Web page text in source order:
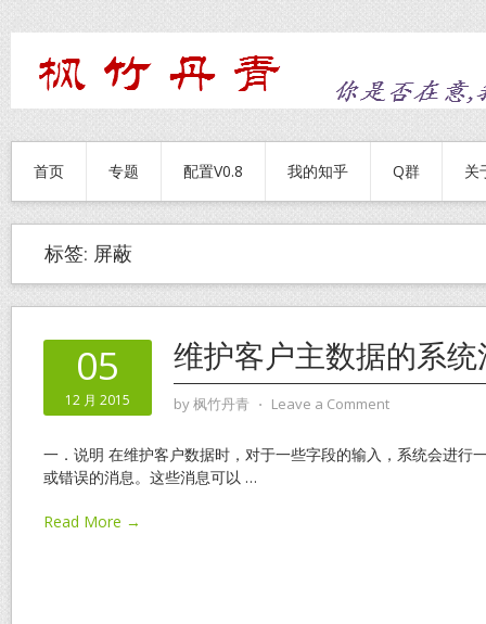
首页 专题 配置V0.8 我的知乎 Q群 关
标签: 屏蔽
05
12 月 2015
维护客户主数据的系统
by枫竹丹青 ⋅ Leave a Comment
一．说明 在维护客户数据时，对于一些字段的输入，系统会进行
或错误的消息。这些消息可以 …
Read More →